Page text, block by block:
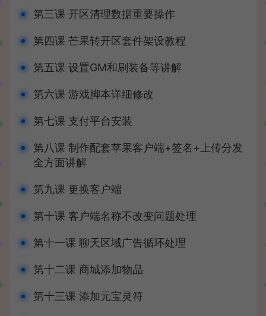
第三课 开区清理数据重要操作
第四课 芒果转开区套件架设教程
第五课 设置GM和刷装备等讲解
第六课 游戏脚本详细修改
第七课 支付平台安装
第八课 制作配套苹果客户端+签名+上传分发
全方面讲解
第九课 更换客户端
第十课 客户端名称不改变问题处理
第十一课 聊天区域广告循环处理
第十二课 商城添加物品
第十三课 添加元宝灵符